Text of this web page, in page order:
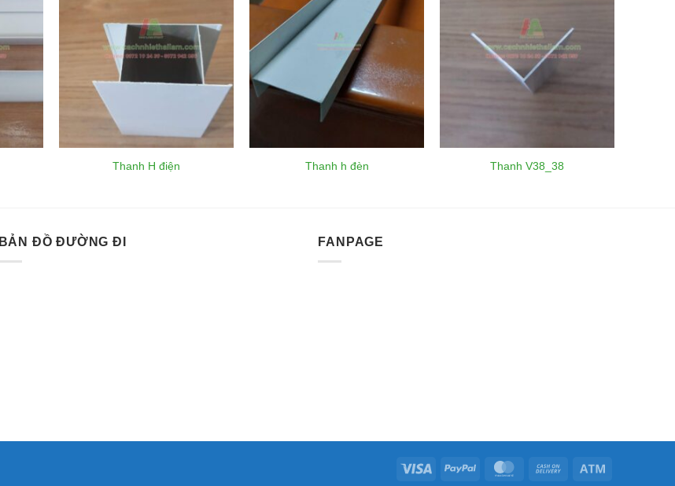
Thanh H điện Thanh h đèn Thanh V38_38
BẢN ĐỒ ĐƯỜNG ĐI FANPAGE